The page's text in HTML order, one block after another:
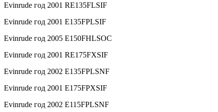
Evinrude год 2001 RE135FLSIF
Evinrude год 2001 E135FPLSIF
Evinrude год 2005 E150FHLSOC
Evinrude год 2001 RE175FXSIF
Evinrude год 2002 E135FPLSNF
Evinrude год 2001 E175FPXSIF
Evinrude год 2002 E115FPLSNF